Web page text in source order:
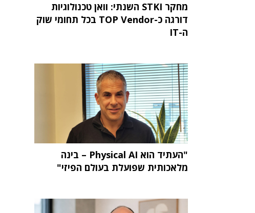
מחקר STKI השנתי: וואן טכנולוגיות
דורגה כ-TOP Vendor בכל תחומי שוק
ה-IT
"העתיד הוא Physical AI – בינה
מלאכותית שפועלת בעולם הפיזי"